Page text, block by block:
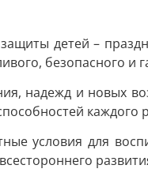
детей –
безопасного и
надежд и новых
каждого
условия для